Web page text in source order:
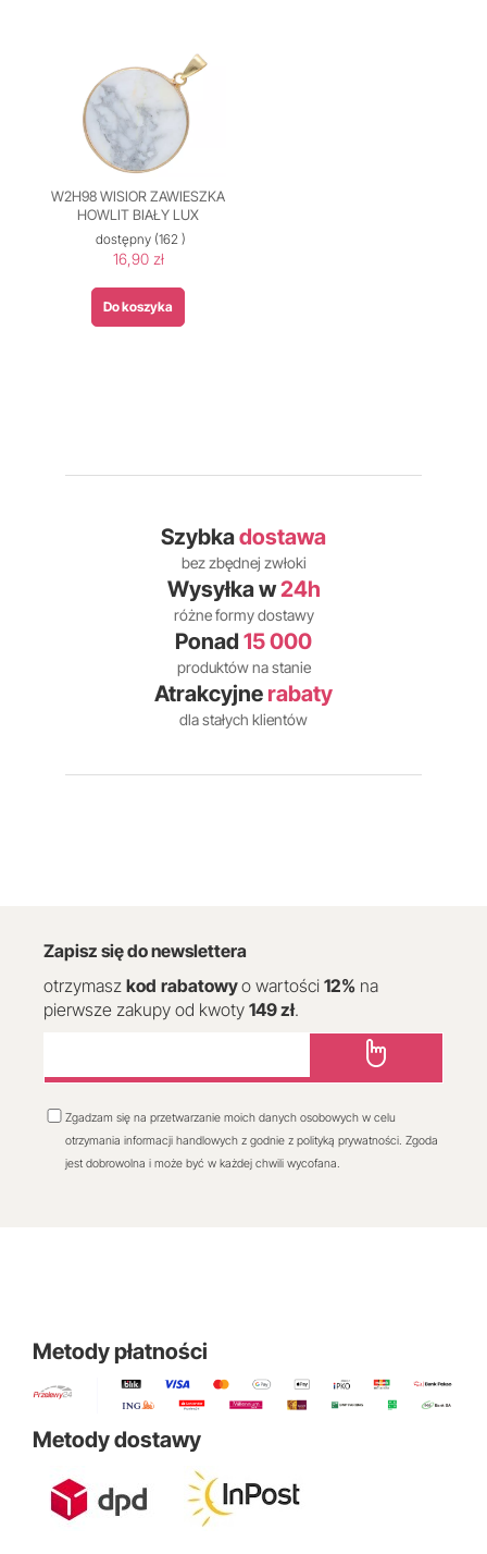
W2H98 WISIOR ZAWIESZKA
HOWLIT BIAŁY LUX
dostępny (162 )
16,90 zł
Do koszyka
Szybkadostawa
bez zbędnej zwłoki
Wysyłka w24h
różne formy dostawy
Ponad 15 000
produktów na stanie
Atrakcyjne rabaty
dla stałych klientów
Zapisz się do newslettera
otrzymasz kod rabatowyo wartości 12% na
pierwsze zakupy od kwoty 149 zł.
Zgadzam się na przetwarzanie moich danych osobowych w celu
otrzymania informacji handlowych z godnie z polityką prywatności. Zgoda
jest dobrowolna i może być w każdej chwili wycofana.
Metody płatności
Metody dostawy